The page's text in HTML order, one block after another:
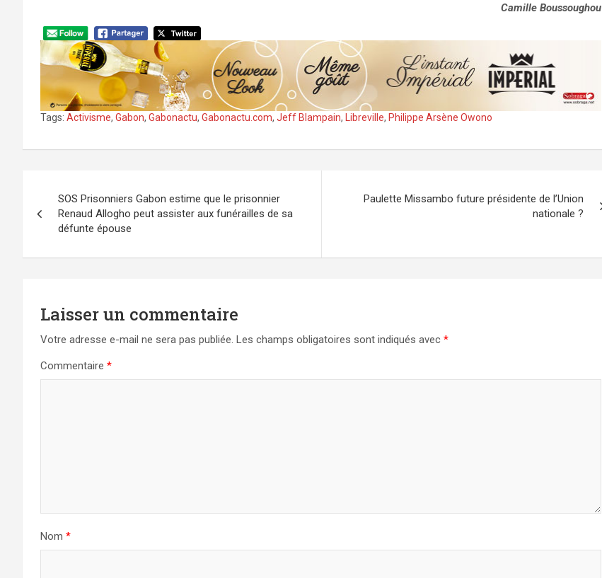
Camille Boussoughou
Tags: Activisme, Gabon, Gabonactu, Gabonactu.com, Jeff Blampain, Libreville, Philippe Arsène Owono
de
l’article
SOS Prisonniers Gabon estime que le prisonnier
Renaud Allogho peut assister aux funérailles de sa
défunte épouse
Paulette Missambo future présidente de l’Union
nationale ?
Laisser un commentaire
Votre adresse e-mail ne sera pas publiée. Les champs obligatoires sont indiqués avec *
Commentaire *
Nom *